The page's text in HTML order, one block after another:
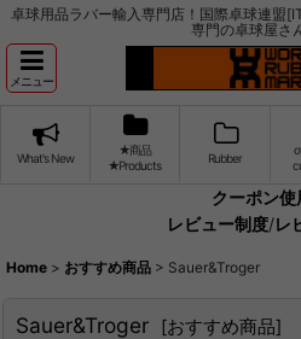
卓球用品ラバー輸入専門店！国際卓球連盟
専門の卓球屋さ
メニュー
What's New
★商品
★Products
Rubber
クーポン使
レビュー制度/レ
Home > おすすめ商品 > Sauer&Troger
Sauer&Troger [おすすめ商品]